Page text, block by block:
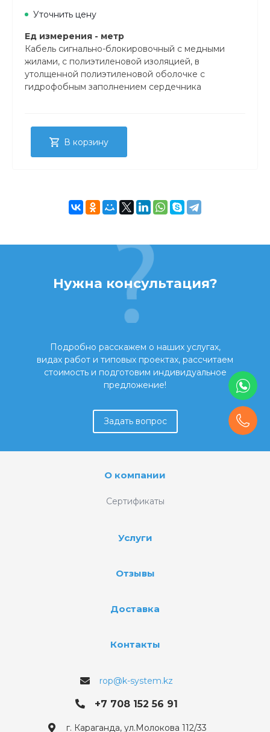
Уточнить цену
Ед измерения - метр
Кабель сигнально-блокировочный с медными
жилами, с полиэтиленовой изоляцией, в
утолщенной полиэтиленовой оболочке с
гидрофобным заполнением сердечника
В корзину
Нужна консультация?
Подробно расскажем о наших услугах,
видах работ и типовых проектах, рассчитаем
стоимость и подготовим индивидуальное
предложение!
Задать вопрос
О компании
Сертификаты
Услуги
Отзывы
Доставка
Контакты
rop@k-system.kz
+7 708 152 56 91
г. Караганда, ул.Молокова 112/33